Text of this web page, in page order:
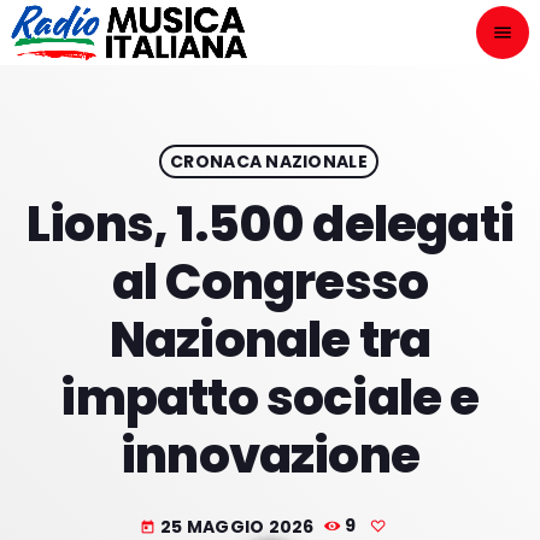
menu
play_arrow
HOME
NOVITÀ DISCOGRAFICHE
CRONACA NAZIONALE
Lions, 1.500 delegati
al Congresso
Nazionale tra
impatto sociale e
innovazione
today 25 MAGGIO 2026 9